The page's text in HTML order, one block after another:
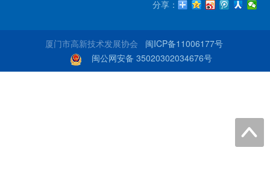
分享：
厦门市高新技术发展协会 闽ICP备11006177号
闽公网安备 35020302034676号